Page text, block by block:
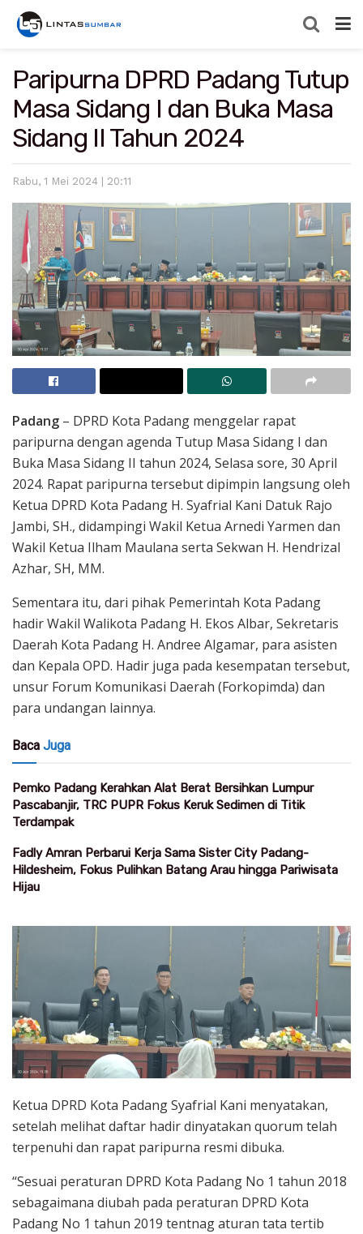
Paripurna DPRD Padang Tutup
Masa Sidang I dan Buka Masa
Sidang II Tahun 2024
Rabu, 1 Mei 2024 | 20:11
Padang – DPRD Kota Padang menggelar rapat
paripurna dengan agenda Tutup Masa Sidang I dan
Buka Masa Sidang II tahun 2024, Selasa sore, 30 April
2024. Rapat paripurna tersebut dipimpin langsung oleh
Ketua DPRD Kota Padang H. Syafrial Kani Datuk Rajo
Jambi, SH., didampingi Wakil Ketua Arnedi Yarmen dan
Wakil Ketua Ilham Maulana serta Sekwan H. Hendrizal
Azhar, SH, MM.
Sementara itu, dari pihak Pemerintah Kota Padang
hadir Wakil Walikota Padang H. Ekos Albar, Sekretaris
Daerah Kota Padang H. Andree Algamar, para asisten
dan Kepala OPD. Hadir juga pada kesempatan tersebut,
unsur Forum Komunikasi Daerah (Forkopimda) dan
para undangan lainnya.
Baca Juga
Pemko Padang Kerahkan Alat Berat Bersihkan Lumpur
Pascabanjir, TRC PUPR Fokus Keruk Sedimen di Titik
Terdampak
Fadly Amran Perbarui Kerja Sama Sister City Padang-
Hildesheim, Fokus Pulihkan Batang Arau hingga Pariwisata
Hijau
Ketua DPRD Kota Padang Syafrial Kani menyatakan,
setelah melihat daftar hadir dinyatakan quorum telah
terpenuhi dan rapat paripurna resmi dibuka.
“Sesuai peraturan DPRD Kota Padang No 1 tahun 2018
sebagaimana diubah pada peraturan DPRD Kota
Padang No 1 tahun 2019 tentnag aturan tata tertib